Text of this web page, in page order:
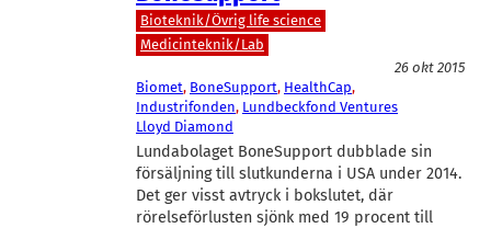
Bioteknik/Övrig life science
Medicinteknik/Lab
26 okt 2015
Biomet, BoneSupport, HealthCap
Industrifonden, Lundbeckfond Ventures
Lloyd Diamond
Lundabolaget BoneSupport dubblade sin
försäljning till slutkunderna i USA under 2014.
Det ger visst avtryck i bokslutet, där
rörelseförlusten sjönk med 19 procent till